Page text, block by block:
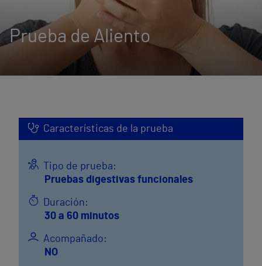
Prueba de Aliento
Características de la prueba
Tipo de prueba:
Pruebas digestivas funcionales
Duración:
30 a 60 minutos
Acompañado:
NO